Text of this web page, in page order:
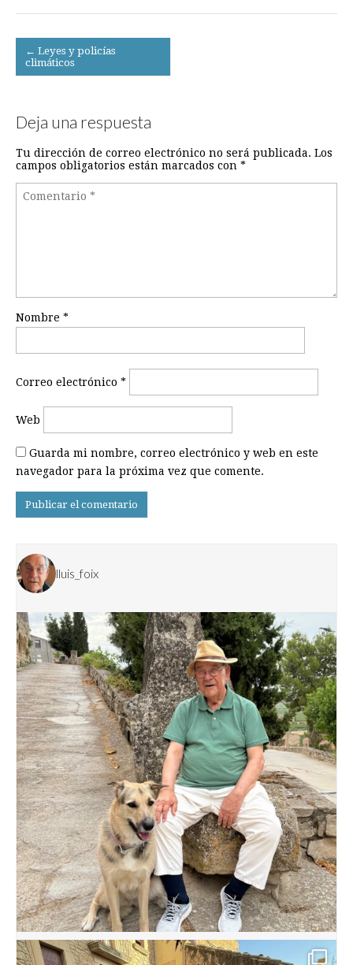
Post
navigation
← Leyes y policías
climáticos
Deja una respuesta
Tu dirección de correo electrónico no será publicada. Los
campos obligatorios están marcados con *
Nombre *
Correo electrónico *
Web
Guarda mi nombre, correo electrónico y web en este
navegador para la próxima vez que comente.
lluis_foix